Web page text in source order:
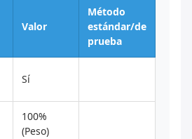
Valor
Método
estándar/de
prueba
Sí
100%
(Peso)